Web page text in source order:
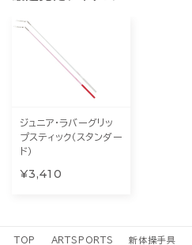
ジュニア・ラバーグリッ
プスティック（スタンダー
ド）
¥3,410
TOP ARTSPORTS 新体操手具